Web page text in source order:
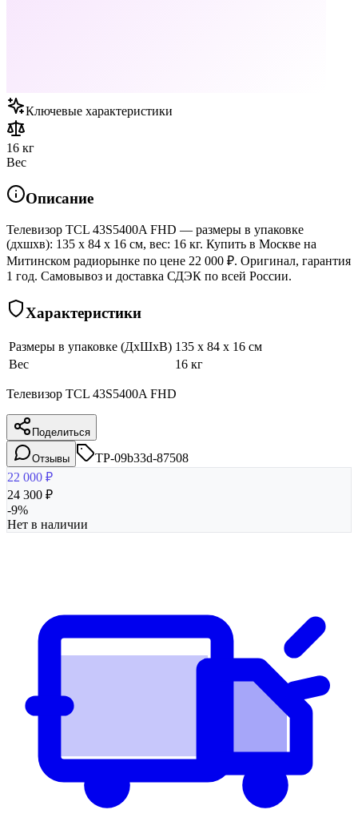
Ключевые характеристики
16 кг
Вес
Описание
Телевизор TCL 43S5400A FHD — размеры в упаковке
(дхшхв): 135 x 84 x 16 см, вес: 16 кг. Купить в Москве на
Митинском радиорынке по цене 22 000 ₽. Оригинал, гарантия
1 год. Самовывоз и доставка СДЭК по всей России.
Характеристики
Размеры в упаковке (ДхШхВ) 135 x 84 x 16 см
Вес
16 кг
Телевизор TCL 43S5400A FHD
Поделиться
Отзывы
TP-09b33d-87508
22 000 ₽
24 300 ₽
-9%
Нет в наличии